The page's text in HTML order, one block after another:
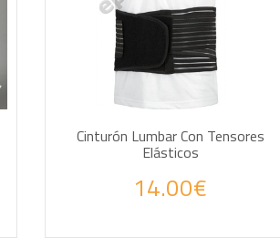
Cinturón Lumbar Con Tensores
Elásticos
14.00€